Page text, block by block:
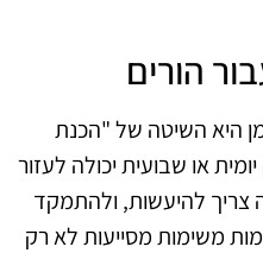
הורים
היא השיטה של "הכנת
או שבועית יכולה לעזור
צריך להיעשות, ולהתמקד
משימות מסייעות לא רק